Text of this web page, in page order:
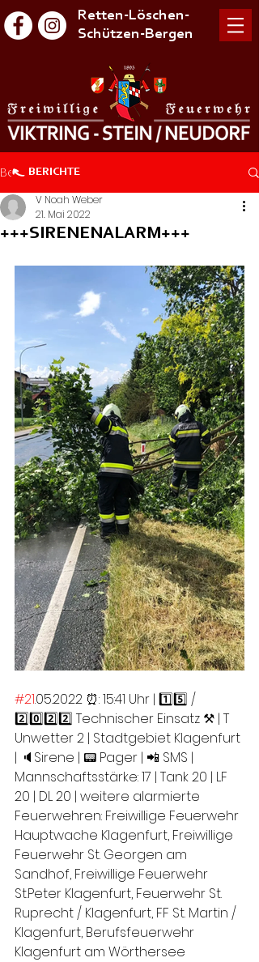
Retten-Löschen-
Schützen-Bergen
Beitrag
+++SIRENENALARM+++
V Noah Weber
21. Mai 2022
#21.05.2022 ⏰: 15:41 Uhr | 1️⃣5️⃣ /
2️⃣0️⃣2️⃣2️⃣ Technischer Einsatz ⚒ | T
Unwetter 2 | Stadtgebiet Klagenfurt
| 🔈Sirene | 📟 Pager | 📲 SMS |
Mannschaftsstärke: 17 | Tank 20 | LF
20 | DL 20 | weitere alarmierte
Feuerwehren: Freiwillige Feuerwehr
Hauptwache Klagenfurt, Freiwillige
Feuerwehr St. Georgen am
Sandhof, Freiwillige Feuerwehr
St.Peter Klagenfurt, Feuerwehr St.
Ruprecht / Klagenfurt, FF St. Martin /
Klagenfurt, Berufsfeuerwehr
Klagenfurt am Wörthersee
BERICHTE